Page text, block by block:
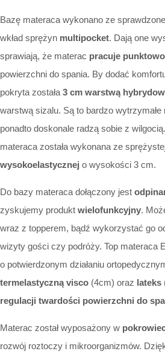
Bazę materaca wykonano ze
wkład sprężyn multipocket. Dają one
sprawiają, że materac pracuje
powierzchni do spania. By dodać
pokryta została 3 cm warstwą
warstwą sizalu. Są to bardzo wytrzymałe
ponadto doskonale radzą sobie z
materaca została wykonana ze
wysokoelastycznej o wysokości 3 cm.
Do bazy materaca dołączony jest
zyskujemy produkt wielofunkcyjny.
wraz z topperem, bądź wykorzystać go
wizyty gości czy podróży. Top materaca
o potwierdzonym działaniu
termelastyczną visco (4cm) oraz lateks
regulacji twardości powierzchni do
Materac został wyposażony w
rozwój roztoczy i mikroorganizmów.